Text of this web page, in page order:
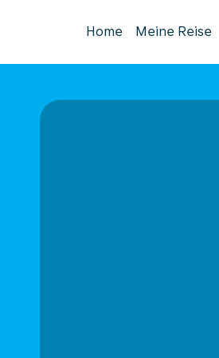
Home Meine Reise